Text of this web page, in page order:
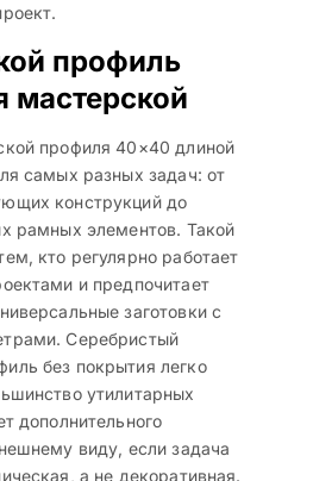
профиль
мастерской
профиля 40×40 длиной
самых разных задач: от
конструкций до
рамных элементов. Такой
кто регулярно работает
и предпочитает
заготовки с
Серебристый
без покрытия легко
утилитарных
дополнительного
виду, если задача
а не декоративная.